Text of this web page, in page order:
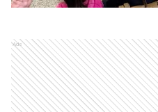
Ads